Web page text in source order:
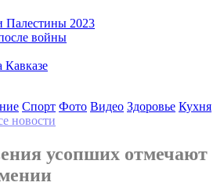
Палестины 2023
войны
Кавказе
Спорт Фото Видео Здоровье Кухня
новости
усопших отмечают